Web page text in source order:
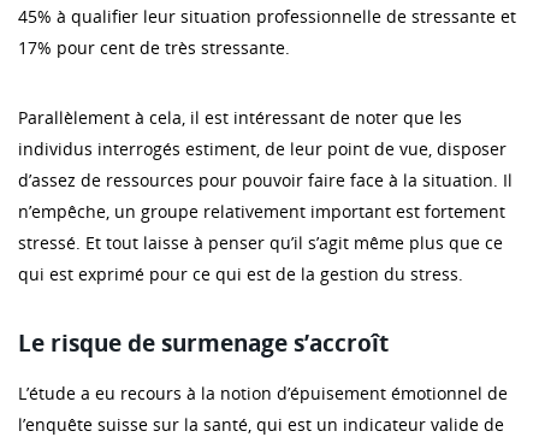
45% à qualifier leur situation professionnelle de stressante et
17% pour cent de très stressante.
Parallèlement à cela, il est intéressant de noter que les
individus interrogés estiment, de leur point de vue, disposer
d’assez de ressources pour pouvoir faire face à la situation. Il
n’empêche, un groupe relativement important est fortement
stressé. Et tout laisse à penser qu’il s’agit même plus que ce
qui est exprimé pour ce qui est de la gestion du stress.
Le risque de surmenage s’accroît
L’étude a eu recours à la notion d’épuisement émotionnel de
l’enquête suisse sur la santé, qui est un indicateur valide de